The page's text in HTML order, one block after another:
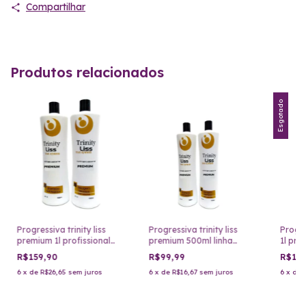
Compartilhar
Produtos relacionados
Progressiva trinity liss
premium 1l profissional
progressiva
R$159,90
6 x de R$26,65 sem juros
Progressiva trinity liss
premium 500ml linha
profissional
R$99,99
6 x de R$16,67 sem juros
Esgotado
1l
6 x de